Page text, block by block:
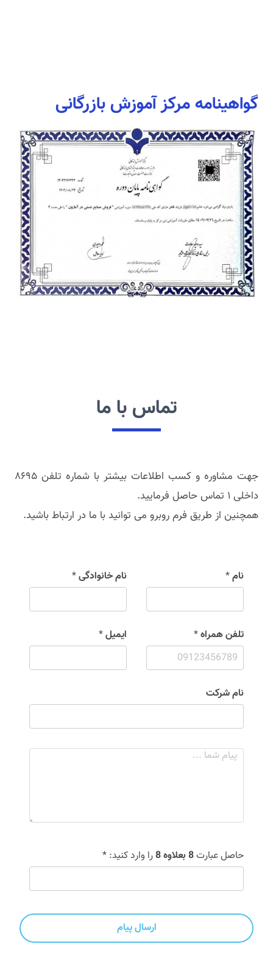
گواهینامه مرکز آموزش بازرگانی
تماس با ما
جهت مشاوره و کسب اطلاعات بیشتر با شماره تلفن ۸۶۹۵
داخلی ۱ تماس حاصل فرمایید.
همچنین از طریق فرم روبرو می توانید با ما در ارتباط باشید.
نام* نام خانوادگی*
تلفن همراه* ایمیل*
نام شرکت
حاصل عبارت8 بعلاوه 8 را وارد کنید: *
ارسال پیام